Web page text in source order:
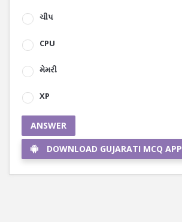
ચીપ
CPU
મેમરી
XP
ANSWER
DOWNLOAD GUJARATI MCQ APP